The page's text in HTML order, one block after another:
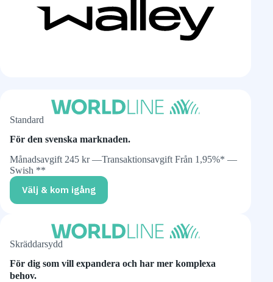
Standard
För den svenska marknaden.
Månadsavgift 245 kr —Transaktionsavgift Från 1,95%* —
Swish **
Välj & kom igång
Skräddarsydd
För dig som vill expandera och har mer komplexa
behov.